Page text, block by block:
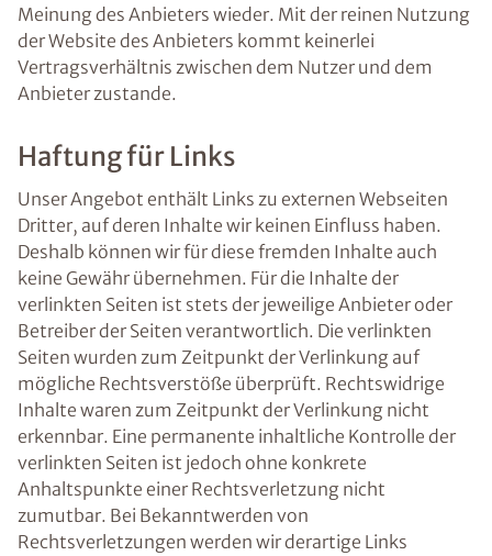
Meinung des Anbieters wieder. Mit der reinen Nutzung
der Website des Anbieters kommt keinerlei
Vertragsverhältnis zwischen dem Nutzer und dem
Anbieter zustande.
Haftung für Links
Unser Angebot enthält Links zu externen Webseiten
Dritter, auf deren Inhalte wir keinen Einfluss haben.
Deshalb können wir für diese fremden Inhalte auch
keine Gewähr übernehmen. Für die Inhalte der
verlinkten Seiten ist stets der jeweilige Anbieter oder
Betreiber der Seiten verantwortlich. Die verlinkten
Seiten wurden zum Zeitpunkt der Verlinkung auf
mögliche Rechtsverstöße überprüft. Rechtswidrige
Inhalte waren zum Zeitpunkt der Verlinkung nicht
erkennbar. Eine permanente inhaltliche Kontrolle der
verlinkten Seiten ist jedoch ohne konkrete
Anhaltspunkte einer Rechtsverletzung nicht
zumutbar. Bei Bekanntwerden von
Rechtsverletzungen werden wir derartige Links